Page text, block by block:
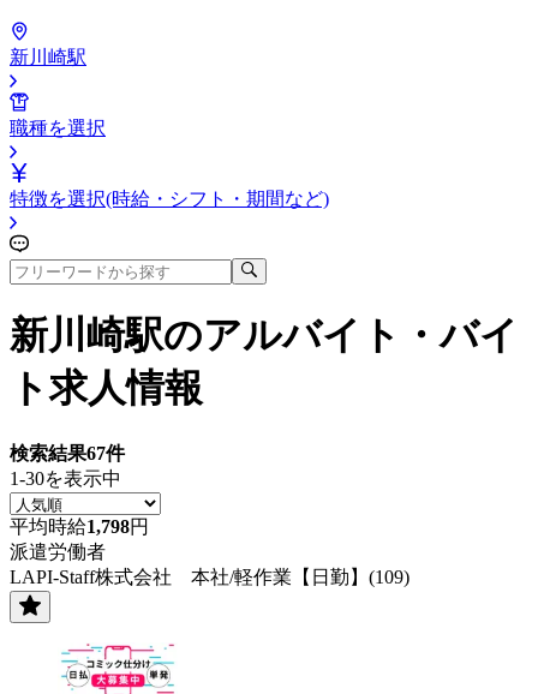
新川崎駅
職種を選択
特徴を選択(時給・シフト・期間など)
新川崎駅のアルバイト・バイ
ト求人情報
検索結果67件
1-30を表示中
平均時給1,798円
派遣労働者
LAPI-Staff株式会社 本社/軽作業【日勤】(109)